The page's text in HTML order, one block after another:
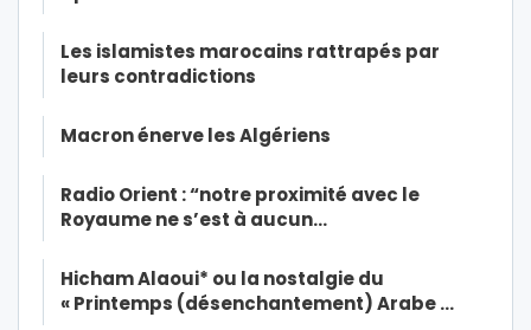
Les islamistes marocains rattrapés par
leurs contradictions
Macron énerve les Algériens
Radio Orient : “notre proximité avec le
Royaume ne s’est à aucun…
Hicham Alaoui* ou la nostalgie du
« Printemps (désenchantement) Arabe …